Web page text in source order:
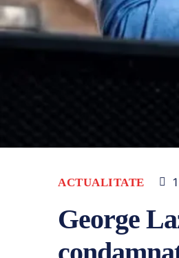
ACTUALITATE 1
George